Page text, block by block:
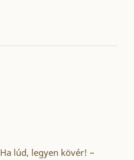
Ha lúd, legyen kövér! –